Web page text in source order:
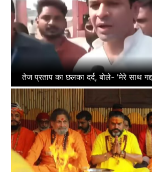
तेज प्रताप का छलका दर्द, बोले- 'मेरे साथ